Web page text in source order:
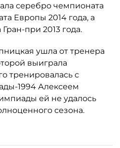
серебро чемпионата
Европы 2014 года, а
при 2013 года.
ушла от тренера
выиграла
тренировалась с
1994 Алексеем
ей не удалось
сезона.